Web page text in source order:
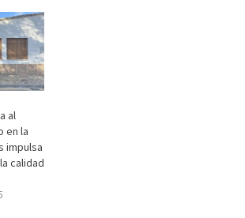
al
en la
impulsa
calidad